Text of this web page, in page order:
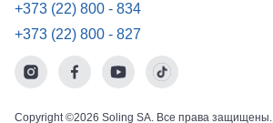
+373 (22) 800 - 834
+373 (22) 800 - 827
Copyright ©2026 Soling SA. Все права защищены.